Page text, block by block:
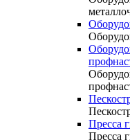
Пресса
Пресса